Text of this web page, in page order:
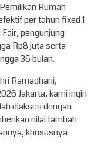
Rumah
per tahun fixed 1
pengunjung
Rp8 juta serta
36 bulan.
Ramadhani,
Jakarta, kami ingin
diakses dengan
nilai tambah
khususnya